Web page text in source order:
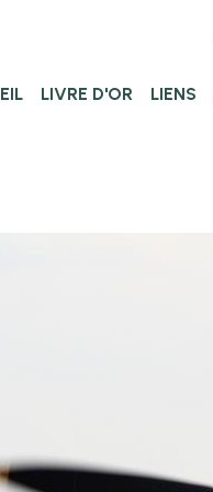
LIVRE D'OR LIENS